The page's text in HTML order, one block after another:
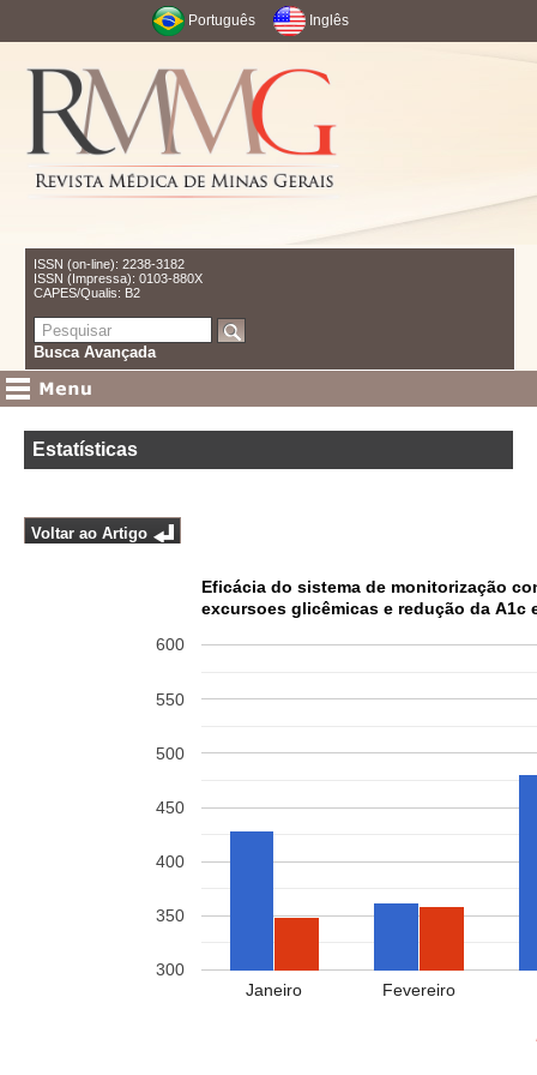
Português Inglês
ISSN (on-line): 2238-3182
ISSN (Impressa): 0103-880X
CAPES/Qualis: B2
Busca Avançada
Estatísticas
Voltar ao Artigo
Eficácia do sistema de monitorização
excursoes glicêmicas e redução da A1c
Janeiro Fevereiro
300
350
400
450
500
550
600